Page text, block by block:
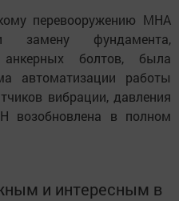
перевооружению МНА
замену фундамента,
болтов, была
автоматизации работы
вибрации, давления
возобновлена в полном
и интересным в